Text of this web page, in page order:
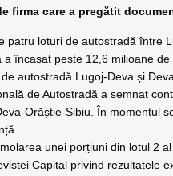
firma care a pregătit
patru loturi de autostradă între
încasat peste 12,6 milioane
autostradă Lugoj-Deva și
de Autostradă a semnat
Orăștie-Sibiu. În momentul
unei porțiuni din lotul 2
Capital privind rezultatele